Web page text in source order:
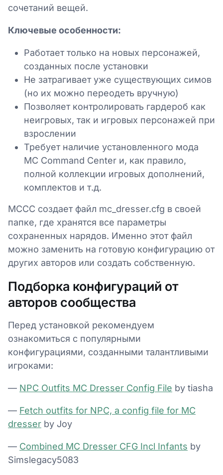
сочетаний вещей.
Ключевые особенности:
Работает только на новых персонажей,
созданных после установки
Не затрагивает уже существующих симов
(но их можно переодеть вручную)
Позволяет контролировать гардероб как
неигровых, так и игровых персонажей при
взрослении
Требует наличие установленного мода
MC Command Center и, как правило,
полной коллекции игровых дополнений,
комплектов и т.д.
MCCC создает файл mc_dresser.cfg в своей
папке, где хранятся все параметры
сохраненных нарядов. Именно этот файл
можно заменить на готовую конфигурацию от
других авторов или создать собственную.
Подборка конфигураций от
авторов сообщества
Перед установкой рекомендуем
ознакомиться с популярными
конфигурациями, созданными талантливыми
игроками:
— NPC Outfits MC Dresser Config File by tiasha
— Fetch outfits for NPC, a config file for MC
dresser by Joy
— Combined MC Dresser CFG Incl Infants by
Simslegacy5083